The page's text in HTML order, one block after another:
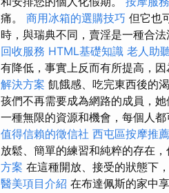
痛。 商用冰箱的選購技巧 但它也
時，與瑞典不同，賣淫是一種合
回收服務 HTML基礎知識 老人助
有降低，事實上反而有所提高，
解決方案 飢餓感、吃完東西後的
孩們不再需要成為網路的成員，
一種無限的資源和機會，每個人
值得信賴的徵信社 西屯區按摩推薦
放鬆、簡單的練習和純粹的存在
方案 在這種開放、接受的狀態下
醫美項目介紹 在布達佩斯的家中